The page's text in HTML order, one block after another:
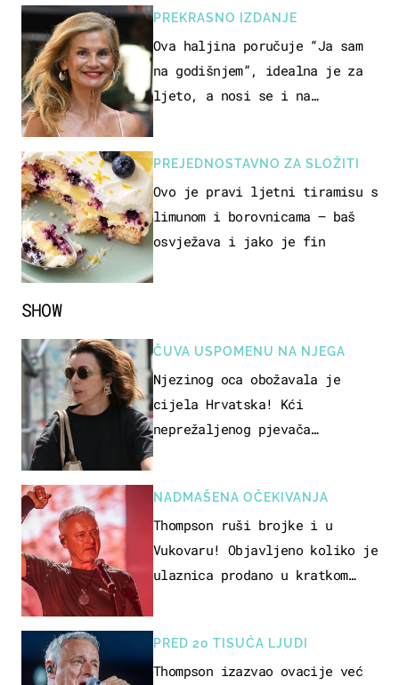
SHOW
ČUVA USPOMENU NA NJEGA
Njezinog oca obožavala je
cijela Hrvatska! Kći
neprežaljenog pjevača
NADMAŠENA OČEKIVANJA
Thompson ruši brojke i u
Vukovaru! Objavljeno koliko je
ulaznica prodano u kratkom
PRED 20 TISUĆA LJUDI
Thompson izazvao ovacije već
PREKRASNO IZDANJE
Ova haljina poručuje “Ja sam
na godišnjem”, idealna je za
ljeto, a nosi se i na
PREJEDNOSTAVNO ZA SLOŽITI
Ovo je pravi ljetni tiramisu s
limunom i borovnicama – baš
osvježava i jako je fin